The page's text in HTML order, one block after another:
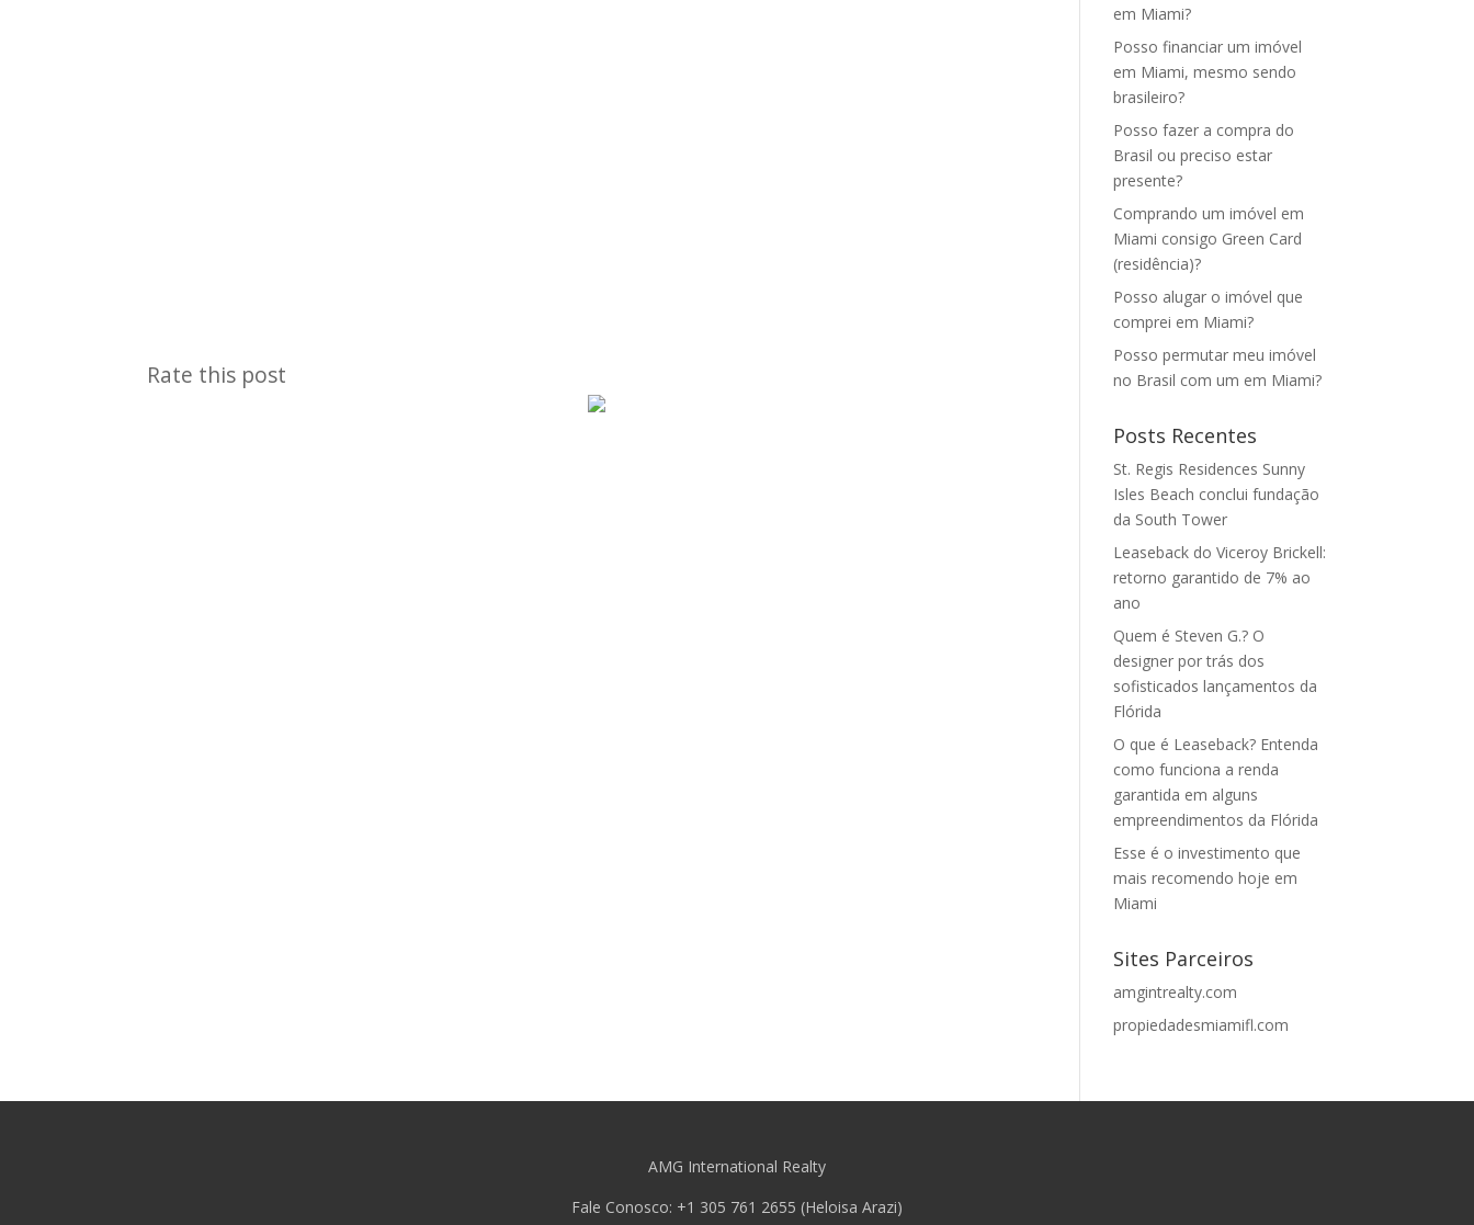
Rate this post
em Miami?
Posso financiar um imóvel
em Miami, mesmo sendo
brasileiro?
Posso fazer a compra do
Brasil ou preciso estar
presente?
Comprando um imóvel em
Miami consigo Green Card
(residência)?
Posso alugar o imóvel que
comprei em Miami?
Posso permutar meu imóvel
no Brasil com um em Miami?
Posts Recentes
St. Regis Residences Sunny
Isles Beach conclui fundação
da South Tower
Leaseback do Viceroy Brickell:
retorno garantido de 7% ao
ano
Quem é Steven G.? O
designer por trás dos
sofisticados lançamentos da
Flórida
O que é Leaseback? Entenda
como funciona a renda
garantida em alguns
empreendimentos da Flórida
Esse é o investimento que
mais recomendo hoje em
Miami
Sites Parceiros
amgintrealty.com
propiedadesmiamifl.com
AMG International Realty
Fale Conosco: +1 305 761 2655 (Heloisa Arazi)